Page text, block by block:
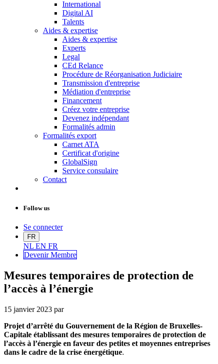
International
Digital AI
Talents
Aides & expertise
Aides & expertise
Experts
Legal
CEd Relance
Procédure de Réorganisation Judiciaire
Transmission d'entreprise
Médiation d'entreprise
Financement
Créez votre entreprise
Devenez indépendant
Formalités admin
Formalités export
Carnet ATA
Certificat d'origine
GlobalSign
Service consulaire
Contact
Follow us
Se connecter
FR
NL EN FR
Devenir Membre
Mesures temporaires de protection de
l’accès à l’énergie
15 janvier 2023 par
Projet d’arrêté du Gouvernement de la Région de Bruxelles-
Capitale établissant des mesures temporaires de protection de
l’accès à l’énergie en faveur des petites et moyennes entreprises
dans le cadre de la crise énergétique.